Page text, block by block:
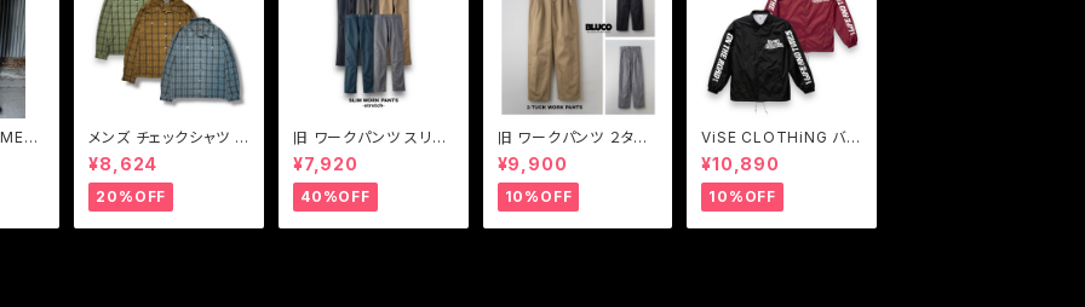
メンズ チェックシャツ シ
ャツ ブルー ブラウン グ
リーン Vin & Age ヴィ
ンアンドエイジ LIGHT
FABRIC SHIRT(TYPE
VSL6)
¥8,624
20%OFF
旧 ワークパンツ スリム
ワークパンツ ワークパ
ンツストレッチ BLUCO
【ブルコ】旧SLIM WOR
K PANTS-STRETCH
0063E
¥7,920
40%OFF
旧 ワークパンツ ２タッ
クワークパンツ メンズ
パンツ BLUCO【ブル
コ】旧 2-TUCK WOR
K PANTS
¥9,900
10%OFF
ViSE CLOTHiNG バイ
スクロージング コーチ
ジャケット メンズ Z-CF
FV Nylon Coach Jac
ket
¥10,890
10%OFF